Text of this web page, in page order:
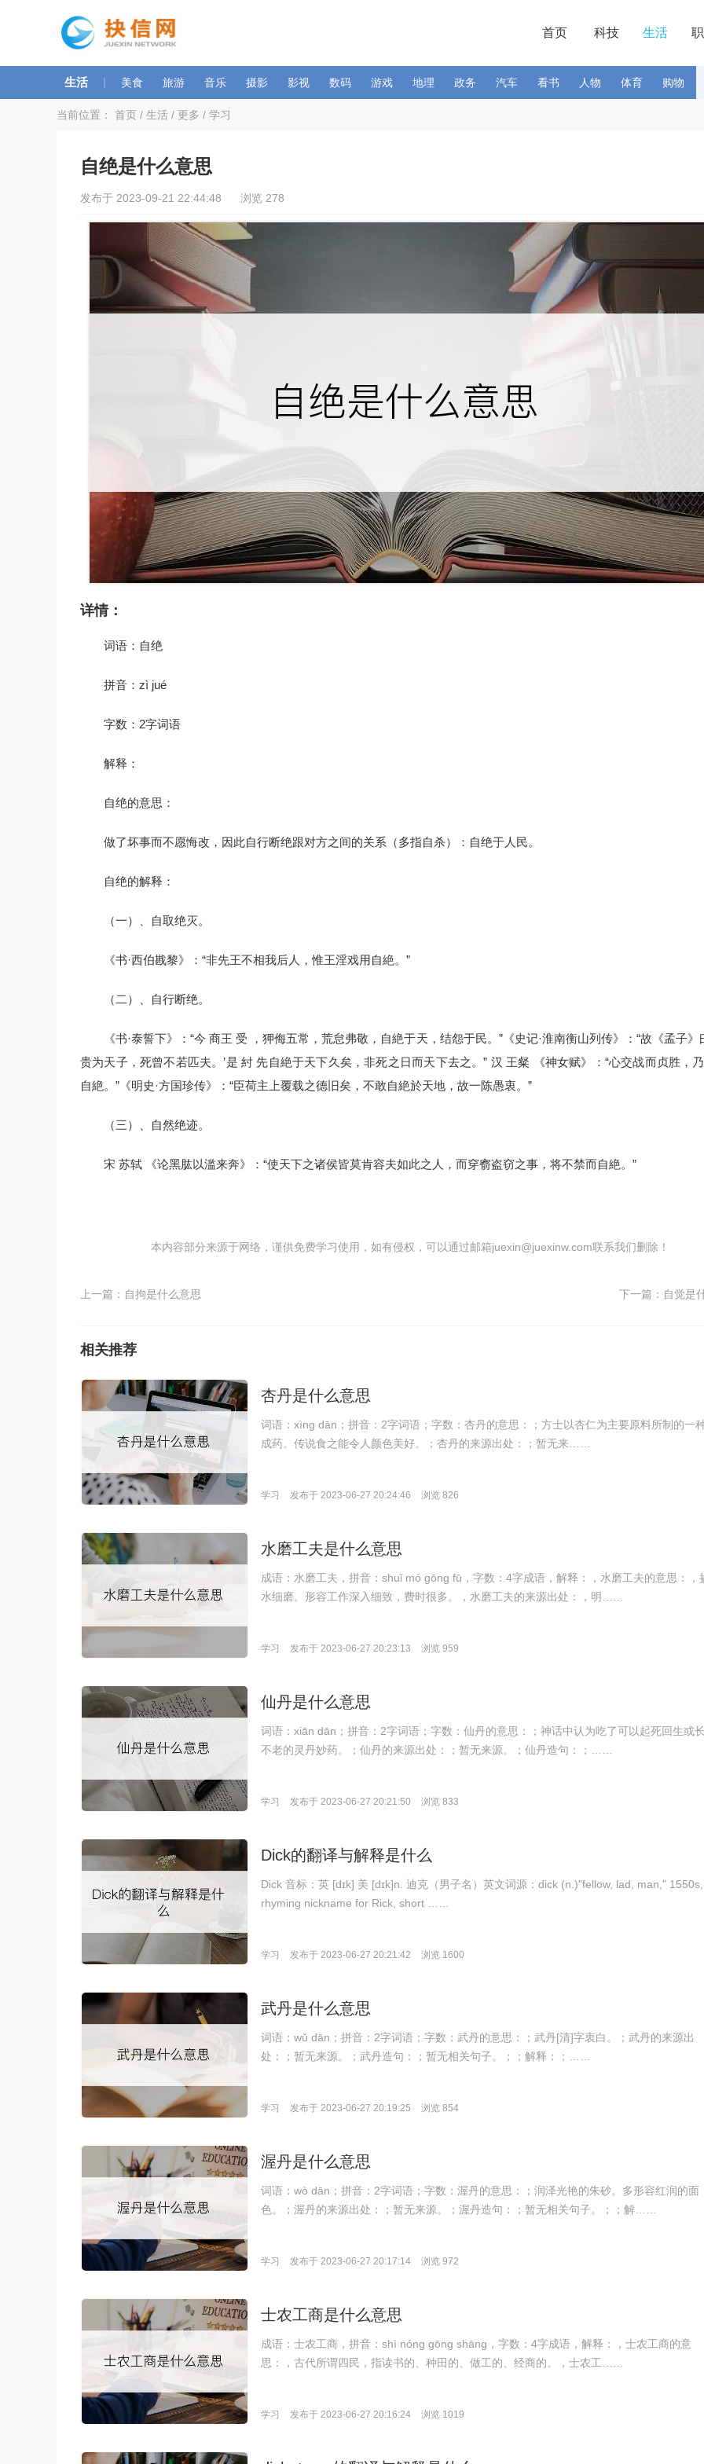
首页 科技 生活
生活 | 美食 旅游 音乐 摄影 影视 数码 游戏 地理 政务 汽车 看书 人物 体育 购物
当前位置： 首页 / 生活 / 更多 / 学习
自绝是什么意思
发布于 2023-09-21 22:44:48 浏览 278
详情：
词语：自绝
拼音：zì jué
字数：2字词语
解释：
自绝的意思：
做了坏事而不愿悔改，因此自行断绝跟对方之间的关系（多指自杀）：自绝于人民。
自绝的解释：
（一）、自取绝灭。
《书·西伯戡黎》：“非先王不相我后人，惟王淫戏用自絶。”
（二）、自行断绝。
《书·泰誓下》：“今 商王 受 ，狎侮五常，荒怠弗敬，自絶于天，结怨于民。”《史记·淮南衡山列传》：“故《孟子》
贵为天子，死曾不若匹夫。’是 紂 先自絶于天下久矣，非死之日而天下去之。” 汉 王粲 《神女赋》：“心交战而贞胜，
自絶。”《明史·方国珍传》：“臣荷主上覆载之德旧矣，不敢自絶於天地，故一陈愚衷。”
（三）、自然绝迹。
宋 苏轼 《论黑肱以滥来奔》：“使天下之诸侯皆莫肯容夫如此之人，而穿窬盗窃之事，将不禁而自絶。”
本内容部分来源于网络，谨供免费学习使用，如有侵权，可以通过邮箱juexin@juexinw.com联系我们删除！
上一篇： 自拘是什么意思 下一篇： 自觉是
相关推荐
杏丹是什么意思
词语：xìng dān；拼音：2字词语；字数：杏丹的意思：；方士以杏仁为主要原料所制的一
成药。传说食之能令人颜色美好。；杏丹的来源出处：；暂无来……
学习 发布于 2023-06-27 20:24:46 浏览 826
水磨工夫是什么意思
成语：水磨工夫，拼音：shuǐ mó gōng fū，字数：4字成语，解释：，水磨工夫的意思：，
水细磨。形容工作深入细致，费时很多。，水磨工夫的来源出处：，明……
学习 发布于 2023-06-27 20:23:13 浏览 959
仙丹是什么意思
词语：xiān dān；拼音：2字词语；字数：仙丹的意思：；神话中认为吃了可以起死回生或
不老的灵丹妙药。；仙丹的来源出处：；暂无来源。；仙丹造句：；……
学习 发布于 2023-06-27 20:21:50 浏览 833
Dick的翻译与解释是什么
Dick 音标：英 [dɪk] 美 [dɪk]n. 迪克（男子名）英文词源：dick (n.)"fellow, lad, man," 1550s,
rhyming nickname for Rick, short ……
学习 发布于 2023-06-27 20:21:42 浏览 1600
武丹是什么意思
词语：wǔ dān；拼音：2字词语；字数：武丹的意思：；武丹[清]字衷白。；武丹的来源出
处：；暂无来源。；武丹造句：；暂无相关句子。；；解释：；……
学习 发布于 2023-06-27 20:19:25 浏览 854
渥丹是什么意思
词语：wò dān；拼音：2字词语；字数：渥丹的意思：；润泽光艳的朱砂。多形容红润的面
色。；渥丹的来源出处：；暂无来源。；渥丹造句：；暂无相关句子。；；解……
学习 发布于 2023-06-27 20:17:14 浏览 972
士农工商是什么意思
成语：士农工商，拼音：shì nóng gōng shāng，字数：4字成语，解释：，士农工商的意
思：，古代所谓四民，指读书的、种田的、做工的、经商的。，士农工……
学习 发布于 2023-06-27 20:16:24 浏览 1019